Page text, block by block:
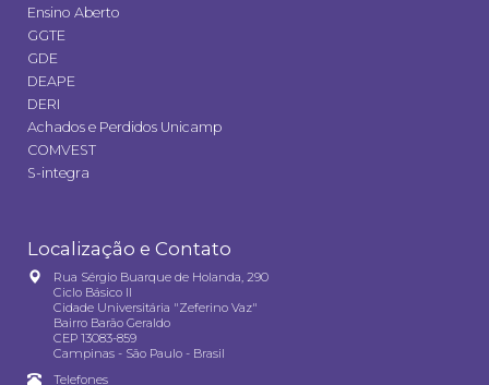
Ensino Aberto
GGTE
GDE
DEAPE
DERI
Achados e Perdidos Unicamp
COMVEST
S-integra
Localização e Contato
Rua Sérgio Buarque de Holanda, 290
Ciclo Básico II
Cidade Universitária "Zeferino Vaz"
Bairro Barão Geraldo
CEP 13083-859
Campinas - São Paulo - Brasil
Telefones